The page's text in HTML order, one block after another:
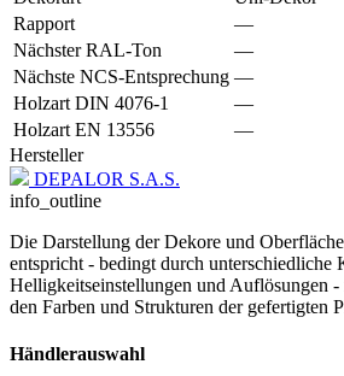
Rapport
—
Nächster RAL-Ton
—
Nächste NCS-Entsprechung —
Holzart DIN 4076-1
—
Holzart EN 13556
—
Hersteller
DEPALOR S.A.S.
info_outline
Die Darstellung der Dekore und
entspricht - bedingt durch unterschiedliche
Helligkeitseinstellungen und Auflösungen -
den Farben und Strukturen der gefertigten
Händlerauswahl